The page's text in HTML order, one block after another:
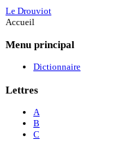
Le Drouviot
Accueil
Menu principal
Dictionnaire
Lettres
A
B
C